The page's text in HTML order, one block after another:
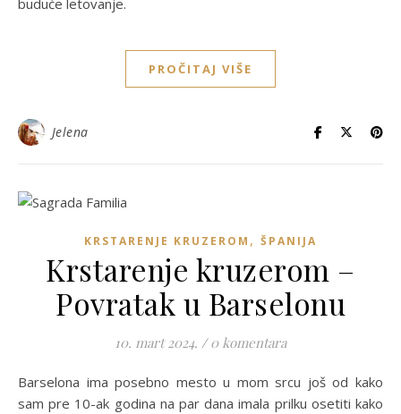
buduće letovanje.
PROČITAJ VIŠE
Jelena
KRSTARENJE KRUZEROM , ŠPANIJA
Krstarenje kruzerom –
Povratak u Barselonu
10. mart 2024. / 0 komentara
Barselona ima posebno mesto u mom srcu još od kako
sam pre 10-ak godina na par dana imala prilku osetiti kako